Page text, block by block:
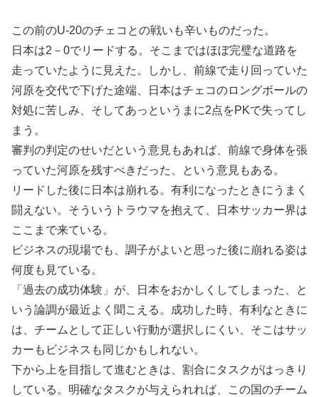
この前のU-20のチェコとの戦いも辛いものだった。
日本は2－0でリードする。そこまではほぼ完璧な道路を
走っていたように見えた。しかし、前線で走り回っていた
河原を交代で下げた途端、日本はチェコのロングボールの
対処に苦しみ、そしてあっというまに2点をPKで失ってし
まう。
審判の判定のせいだという意見もあれば、前線で身体を張
っていた河原を残すべきだった、という意見もある。
リードした後に日本は崩れる。有利になったときにうまく
闘えない。そういうトラウマを抱えて、日本サッカー界は
ここまで来ている。
ビジネスの現場でも、調子がよいと思った後に崩れる姿は
何度も見ている。
「過去の成功体験」が、日本をおかしくしてしまった、と
いう論調が最近よく聞こえる。成功した時、有利なときに
は、チームとして正しい行動が選択しにくい、そこはサッ
カーもビジネスも同じかもしれない。
下から上を目指して進むときは、割合にタスクがはっきり
している。明確なタスクが与えられれば、この国のチーム